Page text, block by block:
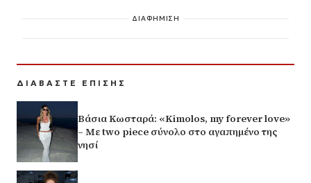
ΔΙΑΦΗΜΙΣΗ
ΔΙΑΒΑΣΤΕ ΕΠΙΣΗΣ
Βάσια Κωσταρά: «Kimolos, my forever love»
– Με two piece σύνολο στο αγαπημένο της
νησί